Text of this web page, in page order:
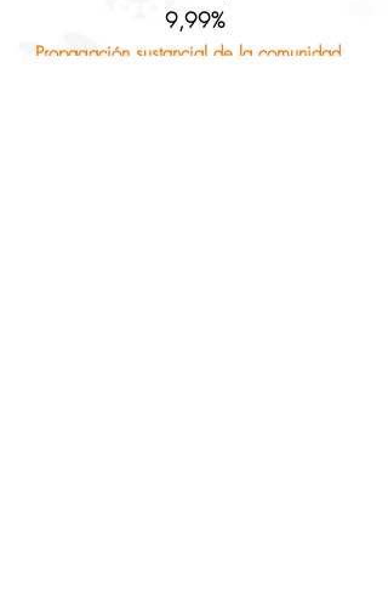
9,99%
Propagación sustancial de la comunidad